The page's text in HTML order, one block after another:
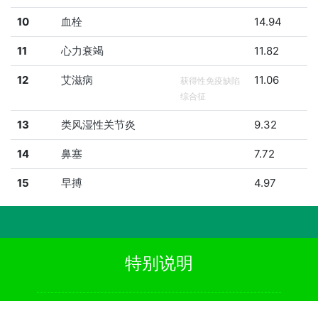
10 血栓 14.94
11 心力衰竭 11.82
12 艾滋病
获得性免疫缺陷
综合征
11.06
13 类风湿性关节炎 9.32
14 鼻塞 7.72
15 早搏 4.97
特别说明